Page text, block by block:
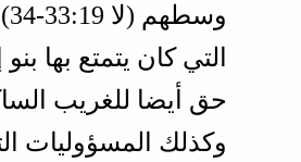
وسطهم (لا 19‏:33‏-34
التي كان يتمتع بها
حق أيضا للغريب
وكذلك المسؤوليات